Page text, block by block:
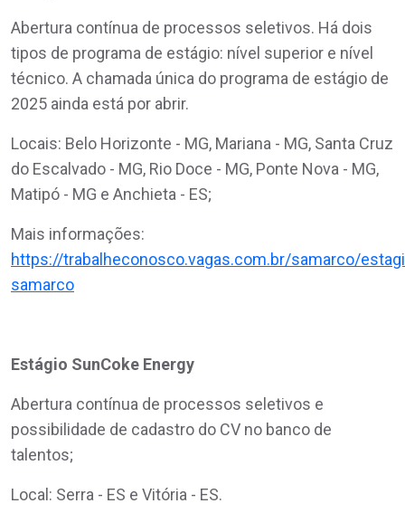
Abertura contínua de processos seletivos. Há dois
tipos de programa de estágio: nível superior e nível
técnico. A chamada única do programa de estágio de
2025 ainda está por abrir.
Locais: Belo Horizonte - MG, Mariana - MG, Santa Cruz
do Escalvado - MG, Rio Doce - MG, Ponte Nova - MG,
Matipó - MG e Anchieta - ES;
Mais informações:
https://trabalheconosco.vagas.com.br/samarco/
samarco
Estágio SunCoke Energy
Abertura contínua de processos seletivos e
possibilidade de cadastro do CV no banco de
talentos;
Local: Serra - ES e Vitória - ES.